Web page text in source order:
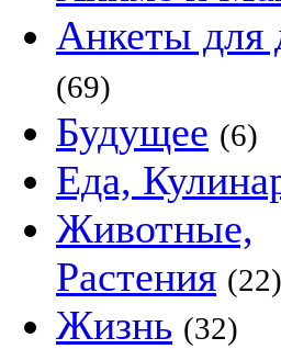
Анкеты для
(69)
Будущее (6)
Еда,
Животные,
Растения (22)
Жизнь (32)